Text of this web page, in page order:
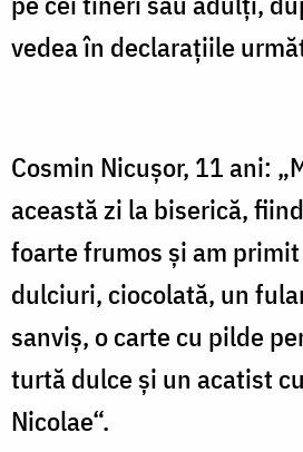
vedea în declaraţiile
Cosmin Nicuşor, 11 ani:
această zi la biserică,
foarte frumos şi am
dulciuri, ciocolată, un
sanviş, o carte cu pilde
turtă dulce şi un acatist
Nicolae“.